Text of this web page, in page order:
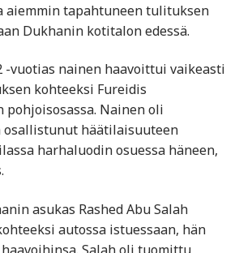
aiemmin tapahtuneen tulituksen
Dukhanin kotitalon edessä.
-vuotias nainen haavoittui vaikeasti
kohteeksi Fureidis
pohjoisosassa. Nainen oli
osallistunut häätilaisuuteen
harhaluodin osuessa häneen,
asukas Rashed Abu Salah
autossa istuessaan, hän